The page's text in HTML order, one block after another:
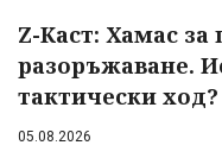
Z-Каст: Хамас за
разоръжаване.
тактически ход?
05.08.2026